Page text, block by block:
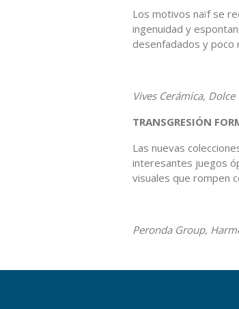
Los motivos naïf se
ingenuidad y
desenfadados y poco
Vives Cerámica,
TRANSGRESIÓN
Las nuevas
interesantes juegos
visuales que rompen
Peronda Group,